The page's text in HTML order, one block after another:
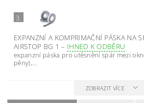
3.
EXPANZNÍ A KOMPRIMAČNÍ PÁSKA NA
AIRSTOP BG 1– IHNED K ODBĚRU
expanzní páska pro utěsnění spár mezi
pěny),...
ZOBRAZIT VÍCE